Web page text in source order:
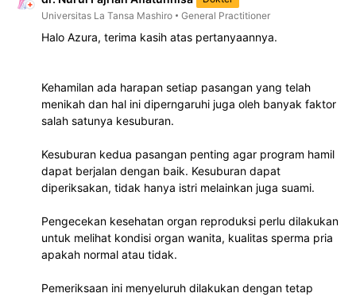
Universitas La Tansa Mashiro
General Practitioner
Halo Azura, terima kasih atas pertanyaannya.
Kehamilan ada harapan setiap pasangan yang telah
menikah dan hal ini diperngaruhi juga oleh banyak faktor
salah satunya kesuburan.
Kesuburan kedua pasangan penting agar program hamil
dapat berjalan dengan baik. Kesuburan dapat
diperiksakan, tidak hanya istri melainkan juga suami.
Pengecekan kesehatan organ reproduksi perlu dilakukan
untuk melihat kondisi organ wanita, kualitas sperma pria
apakah normal atau tidak.
Pemeriksaan ini menyeluruh dilakukan dengan tetap